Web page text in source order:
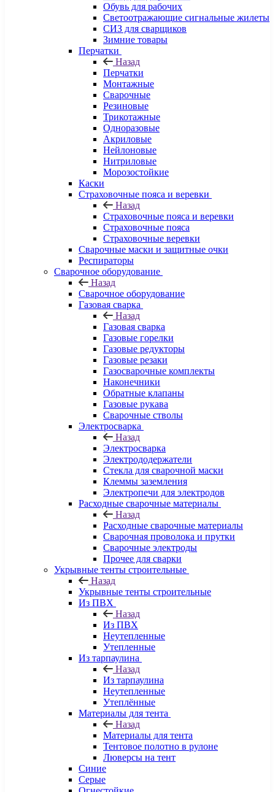
Обувь для рабочих
Светоотражающие сигнальные жилеты
СИЗ для сварщиков
Зимние товары
Перчатки
Назад
Перчатки
Монтажные
Сварочные
Резиновые
Трикотажные
Одноразовые
Акриловые
Нейлоновые
Нитриловые
Морозостойкие
Каски
Страховочные пояса и веревки
Назад
Страховочные пояса и веревки
Страховочные пояса
Страховочные веревки
Сварочные маски и защитные очки
Респираторы
Сварочное оборудование
Назад
Сварочное оборудование
Газовая сварка
Назад
Газовая сварка
Газовые горелки
Газовые редукторы
Газовые резаки
Газосварочные комплекты
Наконечники
Обратные клапаны
Газовые рукава
Сварочные стволы
Электросварка
Назад
Электросварка
Электрододержатели
Стекла для сварочной маски
Клеммы заземления
Электропечи для электродов
Расходные сварочные материалы
Назад
Расходные сварочные материалы
Сварочная проволока и прутки
Сварочные электроды
Прочее для сварки
Укрывные тенты строительные
Назад
Укрывные тенты строительные
Из ПВХ
Назад
Из ПВХ
Неутепленные
Утепленные
Из тарпаулина
Назад
Из тарпаулина
Неутепленные
Утеплённые
Материалы для тента
Назад
Материалы для тента
Тентовое полотно в рулоне
Люверсы на тент
Синие
Серые